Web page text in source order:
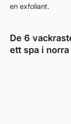
en exfoliant.
De 6
ett spa i